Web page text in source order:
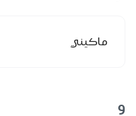
ماكيني
و